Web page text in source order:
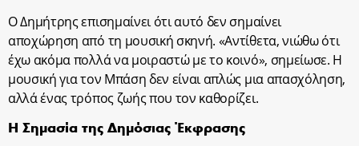
Ο Δημήτρης επισημαίνει ότι αυτό δεν σημαίνει
αποχώρηση από τη μουσική σκηνή. «Αντίθετα, νιώθω ότι
έχω ακόμα πολλά να μοιραστώ με το κοινό», σημείωσε. Η
μουσική για τον Μπάση δεν είναι απλώς μια απασχόληση,
αλλά ένας τρόπος ζωής που τον καθορίζει.
Η Σημασία της Δημόσιας Έκφρασης